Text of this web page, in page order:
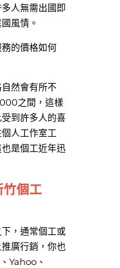
人無需出國即
風情。
的價格如何
然會有所不
之間，這樣
到許多人的喜
人工作室工
是個工近年迅
竹個工
，通常個工或
廣行銷，你也
Yahoo、